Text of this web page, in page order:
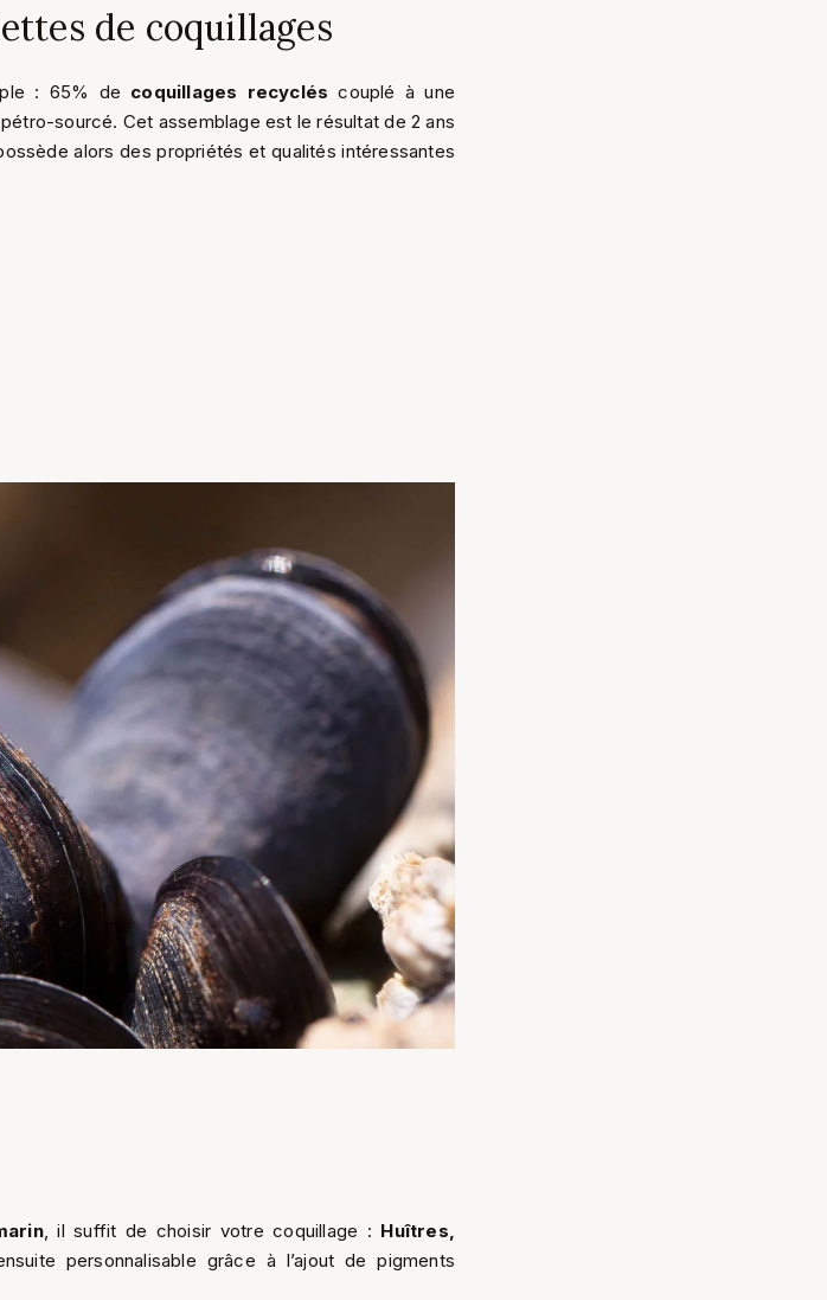
de coquillages
: 65% de coquillages recyclés couplé à une
sourcé. Cet assemblage est le résultat de 2 ans
alors des propriétés et qualités intéressantes
, il suffit de choisir votre coquillage : Huîtres,
personnalisable grâce à l’ajout de pigments